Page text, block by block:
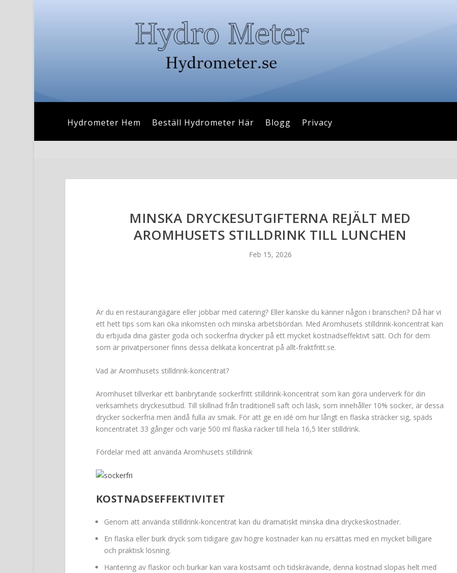
Hydrometer Hem Beställ Hydrometer Här Blogg Privacy
MINSKA DRYCKESUTGIFTERNA REJÄLT MED
AROMHUSETS STILLDRINK TILL LUNCHEN
Feb 15, 2026
Är du en restaurangägare eller jobbar med catering? Eller kanske du känner någon i branschen? Då har vi
ett hett tips som kan öka inkomsten och minska arbetsbördan. Med Aromhusets stilldrink-koncentrat kan
du erbjuda dina gäster goda och sockerfria drycker på ett mycket kostnadseffektivt sätt. Och för dem
som är privatpersoner finns dessa delikata koncentrat på allt-fraktfritt.se.
Vad är Aromhusets stilldrink-koncentrat?
Aromhuset tillverkar ett banbrytande sockerfritt stilldrink-koncentrat som kan göra underverk för din
verksamhets dryckesutbud. Till skillnad från traditionell saft och läsk, som innehåller 10% socker, är dessa
drycker sockerfria men ändå fulla av smak. För att ge en idé om hur långt en flaska sträcker sig, späds
koncentratet 33 gånger och varje 500 ml flaska räcker till hela 16,5 liter stilldrink.
Fördelar med att använda Aromhusets stilldrink
KOSTNADSEFFEKTIVITET
Genom att använda stilldrink-koncentrat kan du dramatiskt minska dina dryckeskostnader.
En flaska eller burk dryck som tidigare gav högre kostnader kan nu ersättas med en mycket billigare
och praktisk lösning.
Hantering av flaskor och burkar kan vara kostsamt och tidskrävande, denna kostnad slopas helt med